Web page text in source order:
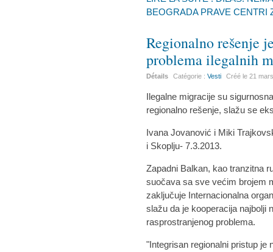
BEOGRADA PRAVE CENTRI
Regionalno rešenje
problema ilegalnih
Détails Catégorie :Vesti Créé le21
Ilegalne migracije su
regionalno rešenje, slažu se
Ivana Jovanović i Miki
i Skoplju- 7.3.2013.
Zapadni Balkan, kao tranzitna
suočava sa sve većim brojem
zaključuje Internacionalna
slažu da je kooperacija najbolji
rasprostranjenog problema.
"Integrisan regionalni pristup je